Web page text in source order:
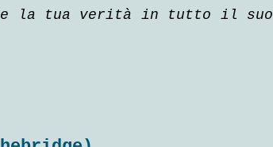
la tua verità in tutto il suo